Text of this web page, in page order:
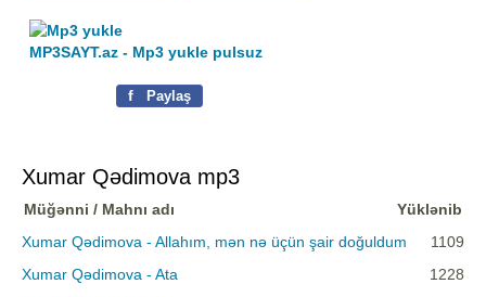
MP3SAYT.az - Mp3 yukle pulsuz
f Paylaş
Xumar Qədimova mp3
Müğənni / Mahnı adı
Yüklənib
Xumar Qədimova - Allahım, mən nə üçün şair doğuldum
1109
Xumar Qədimova - Ata
1228